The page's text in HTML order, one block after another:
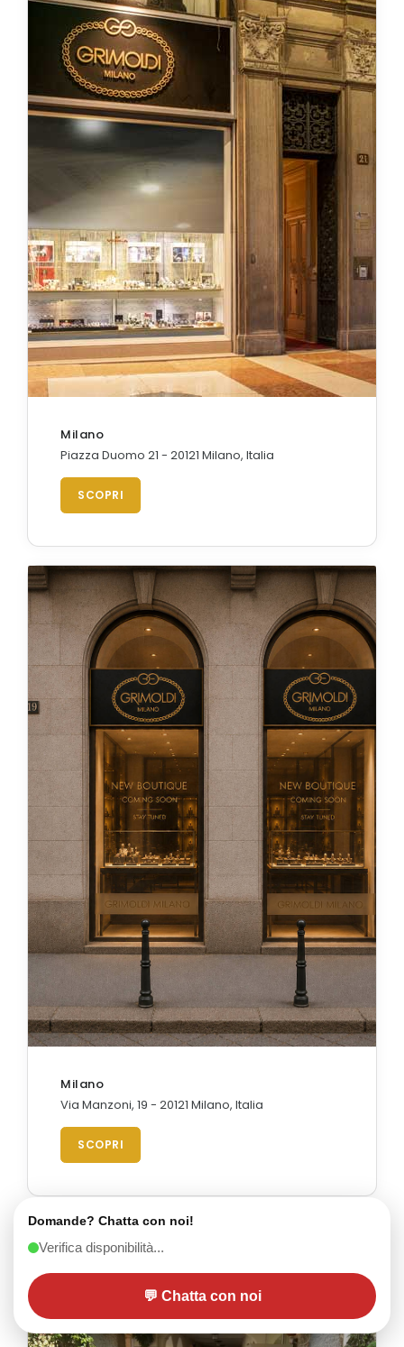
Milano
Piazza Duomo 21 - 20121 Milano, Italia
SCOPRI
Milano
Via Manzoni, 19 - 20121 Milano, Italia
SCOPRI
Domande? Chatta con noi!
Verifica disponibilità...
💬 Chatta con noi